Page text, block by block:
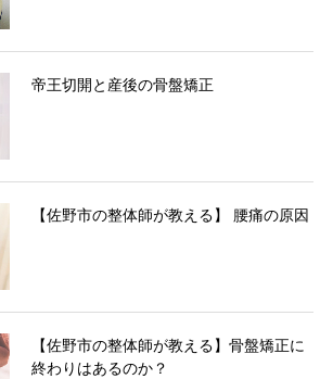
帝王切開と産後の骨盤矯正
【佐野市の整体師が教える】 腰痛の原因
【佐野市の整体師が教える】骨盤矯正に
終わりはあるのか？